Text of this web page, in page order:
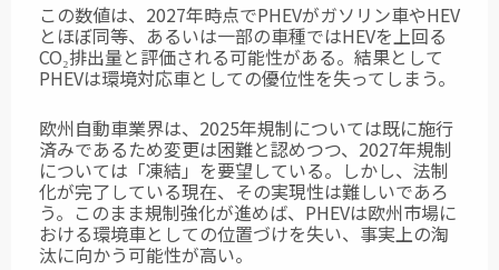
この数値は、2027年時点でPHEVがガソリン車やHEV
とほぼ同等、あるいは一部の車種ではHEVを上回る
CO₂排出量と評価される可能性がある。結果として
PHEVは環境対応車としての優位性を失ってしまう。
欧州自動車業界は、2025年規制については既に施行
済みであるため変更は困難と認めつつ、2027年規制
については「凍結」を要望している。しかし、法制
化が完了している現在、その実現性は難しいであろ
う。このまま規制強化が進めば、PHEVは欧州市場に
おける環境車としての位置づけを失い、事実上の淘
汰に向かう可能性が高い。